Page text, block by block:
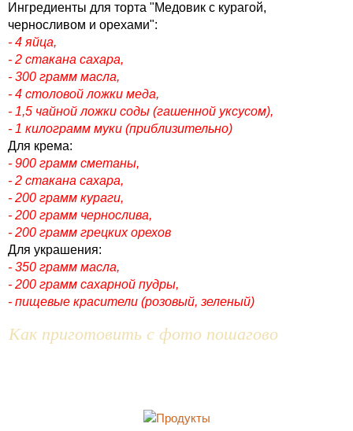
Ингредиенты для торта "Медовик с курагой,
черносливом и орехами":
- 4 яйца,
- 2 стакана сахара,
- 300 грамм масла,
- 4 столовой ложки меда,
- 1,5 чайной ложки соды (гашенной уксусом),
- 1 килограмм муки (приблизительно)
Для крема:
- 900 грамм сметаны,
- 2 стакана сахара,
- 200 грамм кураги,
- 200 грамм чернослива,
- 200 грамм грецких орехов
Для украшения:
- 350 грамм масла,
- 200 грамм сахарной пудры,
- пищевые красители (розовый, зеленый)
Как приготовить с фото пошагово